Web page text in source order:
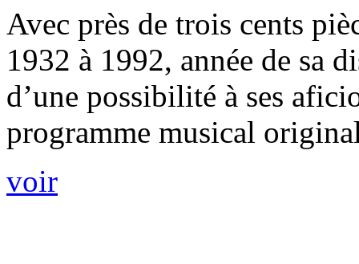
Avec près de trois cents
1932 à 1992, année de sa
d’une possibilité à ses
programme musical
voir